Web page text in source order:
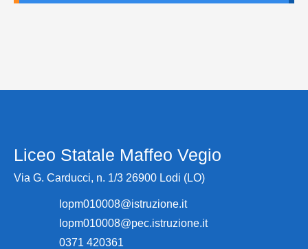
Liceo Statale Maffeo Vegio
Via G. Carducci, n. 1/3 26900 Lodi (LO)
lopm010008@istruzione.it
lopm010008@pec.istruzione.it
0371 420361